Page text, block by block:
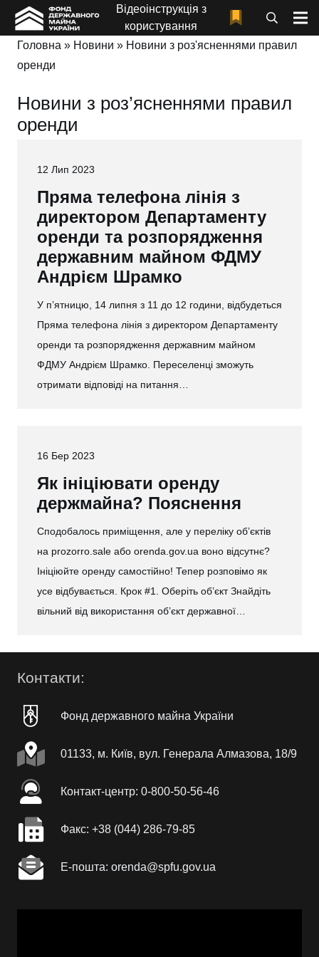
Відеоінструкція з
користування
Головна » Новини » Новини з роз'ясненнями правил
оренди
Новини з роз’ясненнями правил
оренди
12 Лип 2023
Пряма телефона лінія з
директором Департаменту
оренди та розпорядження
державним майном ФДМУ
Андрієм Шрамко
У п’ятницю, 14 липня з 11 до 12 години, відбудеться
Пряма телефона лінія з директором Департаменту
оренди та розпорядження державним майном
ФДМУ Андрієм Шрамко. Переселенці зможуть
отримати відповіді на питання…
16 Бер 2023
Як ініціювати оренду
держмайна? Пояснення
Сподобалось приміщення, але у переліку об’єктів
на prozorro.sale або orenda.gov.ua воно відсутнє?
Ініціюйте оренду самостійно! Тепер розповімо як
усе відбувається. Крок #1. Оберіть об’єкт Знайдіть
вільний від використання об’єкт державної…
Контакти:
Фонд державного майна України
01133, м. Київ, вул. Генерала Алмазова, 18/9
Контакт-центр: 0-800-50-56-46
Факc: +38 (044) 286-79-85
Е-пошта: orenda@spfu.gov.ua